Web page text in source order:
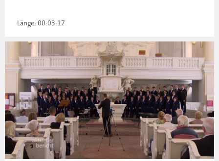
Länge: 00:03:17